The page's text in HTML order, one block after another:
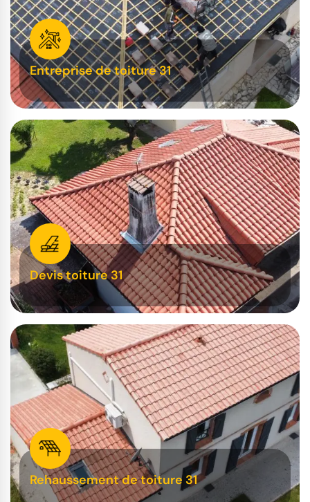
Entreprise de toiture 31
Devis toiture 31
Rehaussement de toiture 31